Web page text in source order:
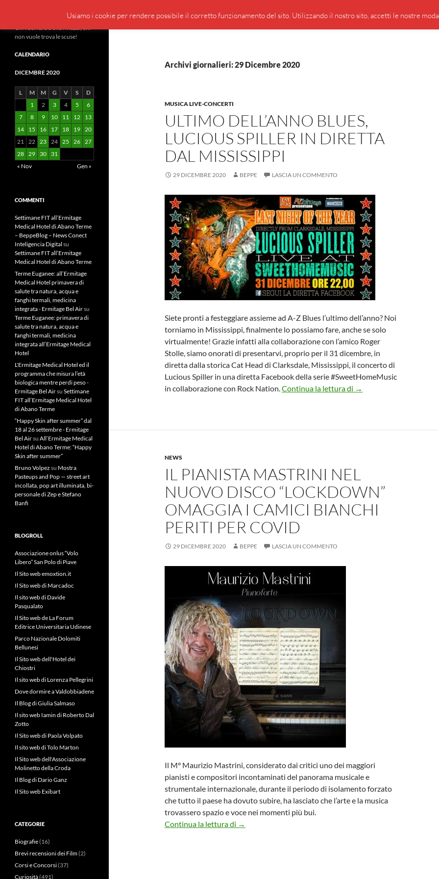
Vai
contenuto
PRESENTAZIONE DI GIUSEPPE BORSOI
Archivi giornalieri: 29 Dicembre 2020
MUSICA LIVE-CONCERTI
ULTIMO DELL’ANNO BLUES,
LUCIOUS SPILLER IN DIRETTA
DAL MISSISSIPPI
29 DICEMBRE 2020 BEPPE LASCIA UN COMMENTO
Siete pronti a festeggiare assieme ad A-Z Blues l’ultimo dell’anno? Noi
torniamo in Mississippi, finalmente lo possiamo fare, anche se solo
virtualmente! Grazie infatti alla collaborazione con l’amico Roger
Stolle, siamo onorati di presentarvi, proprio per il 31 dicembre, in
diretta dalla storica Cat Head di Clarksdale, Mississippi, il concerto di
Lucious Spiller in una diretta Facebook della serie #SweetHomeMusic
in collaborazione con Rock Nation.Continua la lettura di Ultimo dell’anno Blues,
→
NEWS
IL PIANISTA MASTRINI NEL
NUOVO DISCO “LOCKDOWN”
OMAGGIA I CAMICI BIANCHI
PERITI PER COVID
29 DICEMBRE 2020 BEPPE LASCIA UN COMMENTO
Il M° Maurizio Mastrini, considerato dai critici uno dei maggiori
pianisti e compositori incontaminati del panorama musicale e
strumentale internazionale, durante il periodo di isolamento forzato
che tutto il paese ha dovuto subire, ha lasciato che l’arte e la musica
trovassero spazio e voce nei momenti più bui.
Continua la lettura di Il pianista Mastrini nel nuovo disco “Lockdown” omaggia i
→
Chi vuol fare trova i mezzi, chi
non vuole trova le scuse!
CALENDARIO
DICEMBRE 2020
L M M G V S
D
1
2 3 4 5
6
7
8 9 10 11 12
13
14
15 16 17 18 19 20
21 22 23 24 25 26 27
28 29 30
31
« Nov
Gen »
COMMENTI
Settimane FIT all’Ermitage
Medical Hotel di Abano Terme
– BeppeBlog – News Conect
Inteligencia Digital su
Settimane FIT all’Ermitage
Medical Hotel di Abano Terme
Terme Euganee: all’Ermitage
Medical Hotel primavera di
salute tra natura, acqua e
fanghi termali, medicina
integrata - Ermitage Bel Airsu
Terme Euganee: primavera di
salute tra natura, acqua e
fanghi termali, medicina
integrata all’Ermitage Medical
Hotel
L'Ermitage Medical Hotel ed il
programma che misura l’età
biologica mentre perdi peso -
Ermitage Bel Airsu Settimane
FIT all’Ermitage Medical Hotel
di Abano Terme
“Happy Skin after summer” dal
18 al 26 settembre - Ermitage
Bel Airsu All’Ermitage Medical
Hotel di Abano Terme: “Happy
Skin after summer”
Bruno Volpez su Mostra
Pasteups and Pop — street art
incollata, pop art illuminata, bi-
personale di Zep e Stefano
Banfi
BLOGROLL
Associazione onlus “Volo
Libero” San Polo di Piave
Il Sito web emoxtion.it
Il Sito web di Marcadoc
Il sito web di Davide
Pasqualato
Il Sito web de La Forum
Editrice Universitaria Udinese
Parco Nazionale Dolomiti
Bellunesi
Il Sito web dell'Hotel dei
Chiostri
Il sito web di Lorenza Pellegrini
Dove dormire a Valdobbiadene
Il Blog di Giulia Salmaso
Il sito web Iamin di Roberto Dal
Zotto
Il Sito web di Paola Volpato
Il sito web di Tolo Marton
Il Sito web dell'Associazione
Molinetto della Croda
Il Blog di Dario Ganz
Il Sito web Exibart
CATEGORIE
Biografie(16)
Brevi recensioni dei Film(2)
Corsi e Concorsi(37)
Curiosità(491)
Usiamo i cookie per rendere possibile il corretto funzionamento del sito. Utilizzando il nostro sito, accetti le nostre